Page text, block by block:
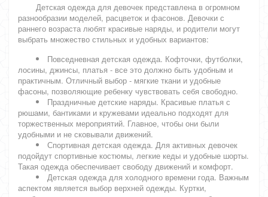
Детская одежда для девочек представлена в огромном
разнообразии моделей, расцветок и фасонов. Девочки с
раннего возраста любят красивые наряды, и родители могут
выбрать множество стильных и удобных вариантов:
Повседневная детская одежда. Кофточки, футболки,
лосины, джинсы, платья - все это должно быть удобным и
практичным. Отличный выбор - мягкие ткани и удобные
фасоны, позволяющие ребенку чувствовать себя свободно.
Праздничные детские наряды. Красивые платья с
рюшами, бантиками и кружевами идеально подходят для
торжественных мероприятий. Главное, чтобы они были
удобными и не сковывали движений.
Спортивная детская одежда. Для активных девочек
подойдут спортивные костюмы, легкие кеды и удобные шорты.
Такая одежда обеспечивает свободу движений и комфорт.
Детская одежда для холодного времени года. Важным
аспектом является выбор верхней одежды. Куртки,